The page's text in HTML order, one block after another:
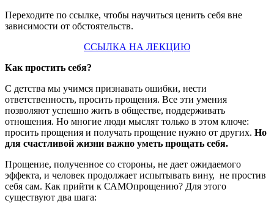
Переходите по ссылке, чтобы научиться ценить себя вне
зависимости от обстоятельств.
ССЫЛКА НА ЛЕКЦИЮ
Как простить себя?
С детства мы учимся признавать ошибки, нести
ответственность, просить прощения. Все эти умения
позволяют успешно жить в обществе, поддерживать
отношения. Но многие люди мыслят только в этом ключе:
просить прощения и получать прощение нужно от других. Но
для счастливой жизни важно уметь прощать себя.
Прощение, полученное со стороны, не дает ожидаемого
эффекта, и человек продолжает испытывать вину, не простив
себя сам. Как прийти к САМОпрощению? Для этого
существуют два шага: